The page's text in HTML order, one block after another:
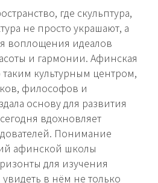
где скульптура,
не просто украшают, а
воплощения идеалов
и гармонии. Афинская
культурным центром,
философов и
основу для развития
вдохновляет
Понимание
афинской школы
для изучения
увидеть в нём не только